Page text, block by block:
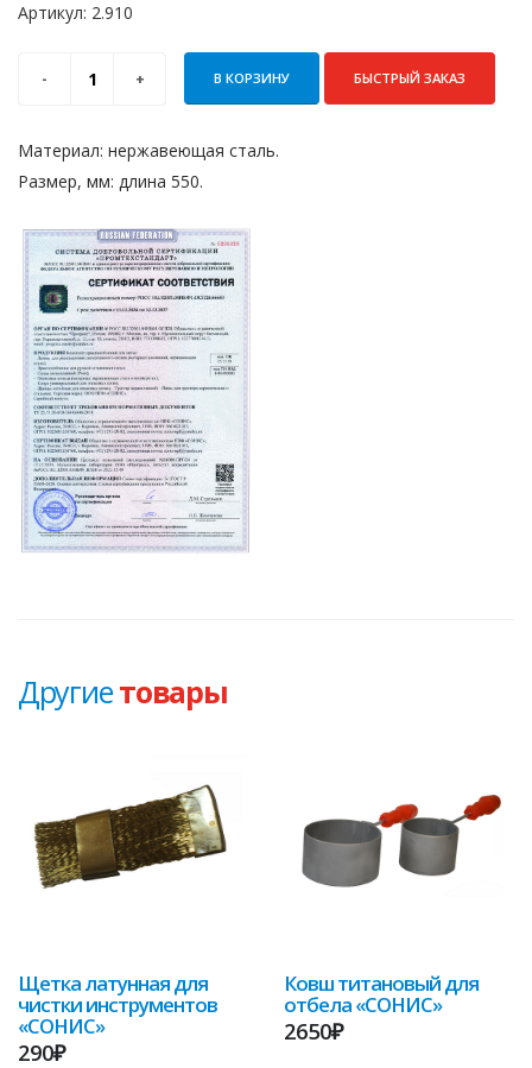
Артикул: 2.910
В КОРЗИНУ БЫСТРЫЙ ЗАКАЗ
Материал: нержавеющая сталь.
Размер, мм: длина 550.
Другиетовары
Щетка латунная для
чистки инструментов
«СОНИС»
290₽
Ковш титановый для
отбела «СОНИС»
2650₽